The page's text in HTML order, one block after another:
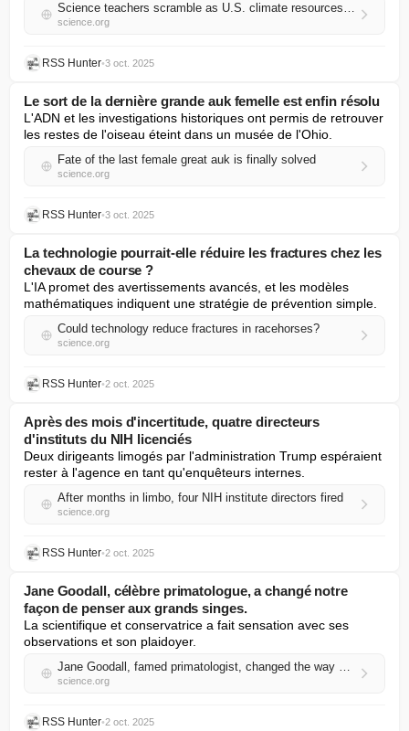
Science teachers scramble as U.S. climate resources vanish
science.org
RSS Hunter•3 oct. 2025
Le sort de la dernière grande auk femelle est enfin résolu
L'ADN et les investigations historiques ont permis de retrouver
les restes de l'oiseau éteint dans un musée de l'Ohio.
Fate of the last female great auk is finally solved
science.org
RSS Hunter•3 oct. 2025
La technologie pourrait-elle réduire les fractures chez les
chevaux de course ?
L'IA promet des avertissements avancés, et les modèles
mathématiques indiquent une stratégie de prévention simple.
Could technology reduce fractures in racehorses?
science.org
RSS Hunter•2 oct. 2025
Après des mois d'incertitude, quatre directeurs
d'instituts du NIH licenciés
Deux dirigeants limogés par l'administration Trump espéraient
rester à l'agence en tant qu'enquêteurs internes.
After months in limbo, four NIH institute directors fired
science.org
RSS Hunter•2 oct. 2025
Jane Goodall, célèbre primatologue, a changé notre
façon de penser aux grands singes.
La scientifique et conservatrice a fait sensation avec ses
observations et son plaidoyer.
Jane Goodall, famed primatologist, changed the way we thought about apes
science.org
RSS Hunter•2 oct. 2025